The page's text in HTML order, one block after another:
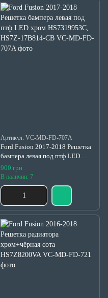
Артикул: VC-MD-FD-707A
Ford Fusion 2017-2018 Решетка
бампера левая под птф LED
хром HS7319953C, HS7Z-
17B814-CB
900 грн
В наличии: 7